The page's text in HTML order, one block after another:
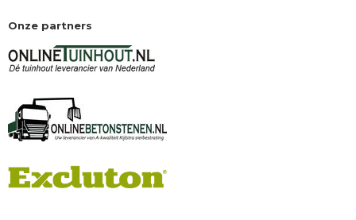
Onze partners